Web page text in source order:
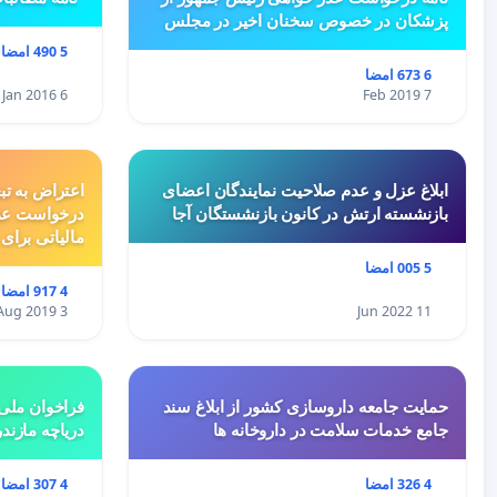
پزشکان در خصوص سخنان اخیر در مجلس
6 673 امضا
7 Feb 2019
5 490 امضا
6 Jan 2016
ابلاغ عزل و عدم صلاحیت نمایندگان اعضای
بازنشسته ارتش در کانون بازنشستگان آجا
5 005 امضا
11 Jun 2022
اعتراض به
درخواست
مالیاتی
4 917 امضا
3 Aug 2019
حمایت جامعه داروسازی کشور از ابلاغ سند
جامع خدمات سلامت در داروخانه ها
4 326 امضا
فراخوان
دریاچه
4 307 امضا